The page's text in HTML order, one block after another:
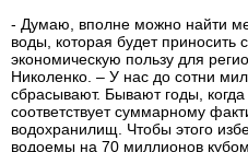
- Думаю, вполне можно найти
воды, которая будет приносить
экономическую пользу для
Николенко. – У нас до сотни
сбрасывают. Бывают годы, когда
соответствует суммарному
водохранилищ. Чтобы этого
водоемы на 70 миллионов